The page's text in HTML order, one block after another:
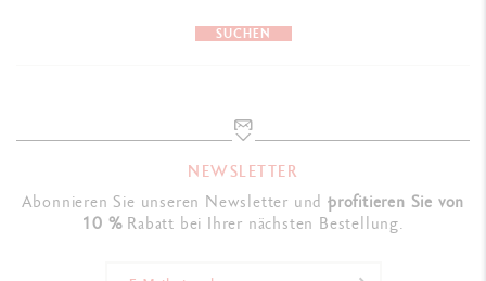
Ref. 330.030
SUCHEN
NEWSLETTER
Abonnieren Sie unseren Newsletter undprofitieren Sie von
10 %Rabatt bei Ihrer nächsten Bestellung.